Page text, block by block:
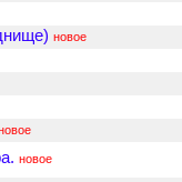
новое
новое